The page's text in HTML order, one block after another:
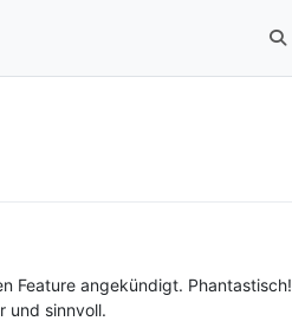
Feature angekündigt. Phantastisch!
und sinnvoll.